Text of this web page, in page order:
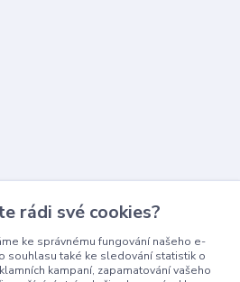
rádi své cookies?
ke správnému fungování našeho e-
souhlasu také ke sledování statistik o
kampaní, zapamatování vašeho